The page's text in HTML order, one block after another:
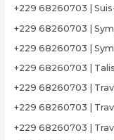
+229 68260703 |
+229 68260703 |
+229 68260703 |
+229 68260703 |
+229 68260703 |
+229 68260703 |
+229 68260703 |